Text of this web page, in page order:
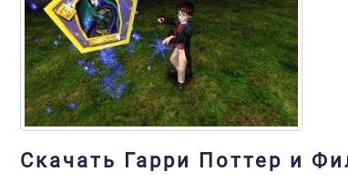
Скачать Гарри Поттер и